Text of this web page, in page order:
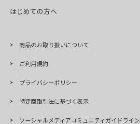
はじめての方へ
商品のお取り扱いについて
ご利用規約
プライバシーポリシー
特定商取引法に基づく表示
ソーシャルメディアコミュニティガイドライン